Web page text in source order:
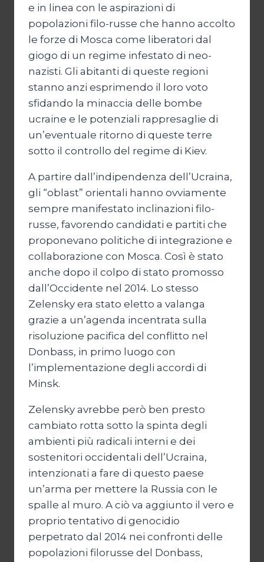
e in linea con le aspirazioni di
popolazioni filo-russe che hanno accolto
le forze di Mosca come liberatori dal
giogo di un regime infestato di neo-
nazisti. Gli abitanti di queste regioni
stanno anzi esprimendo il loro voto
sfidando la minaccia delle bombe
ucraine e le potenziali rappresaglie di
un’eventuale ritorno di queste terre
sotto il controllo del regime di Kiev.
A partire dall’indipendenza dell’Ucraina,
gli “oblast” orientali hanno ovviamente
sempre manifestato inclinazioni filo-
russe, favorendo candidati e partiti che
proponevano politiche di integrazione e
collaborazione con Mosca. Così è stato
anche dopo il colpo di stato promosso
dall’Occidente nel 2014. Lo stesso
Zelensky era stato eletto a valanga
grazie a un’agenda incentrata sulla
risoluzione pacifica del conflitto nel
Donbass, in primo luogo con
l’implementazione degli accordi di
Minsk.
Zelensky avrebbe però ben presto
cambiato rotta sotto la spinta degli
ambienti più radicali interni e dei
sostenitori occidentali dell’Ucraina,
intenzionati a fare di questo paese
un’arma per mettere la Russia con le
spalle al muro. A ciò va aggiunto il vero e
proprio tentativo di genocidio
perpetrato dal 2014 nei confronti delle
popolazioni filorusse del Donbass,